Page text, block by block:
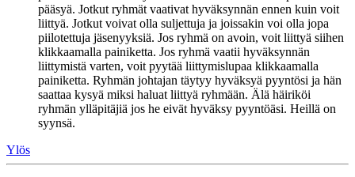
pääsyä. Jotkut ryhmät vaativat hyväksynnän ennen kuin voit
liittyä. Jotkut voivat olla suljettuja ja joissakin voi olla jopa
piilotettuja jäsenyyksiä. Jos ryhmä on avoin, voit liittyä siihen
klikkaamalla painiketta. Jos ryhmä vaatii hyväksynnän
liittymistä varten, voit pyytää liittymislupaa klikkaamalla
painiketta. Ryhmän johtajan täytyy hyväksyä pyyntösi ja hän
saattaa kysyä miksi haluat liittyä ryhmään. Älä häiriköi
ryhmän ylläpitäjiä jos he eivät hyväksy pyyntöäsi. Heillä on
syynsä.
Ylös